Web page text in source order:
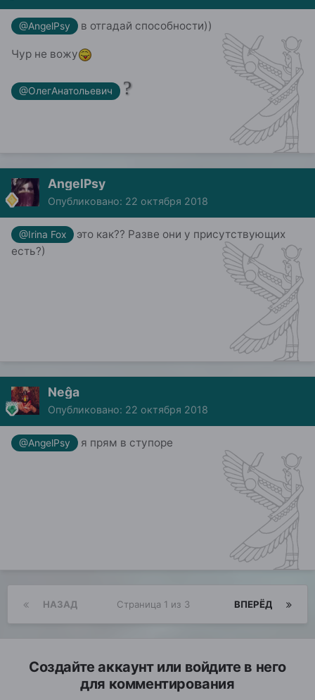
@AngelPsy в отгадай способности))
Чур не вожу
@ОлегАнатольевич ?
AngelPsy
Опубликовано: 22 октября 2018
@Irina Fox
это как?? Разве они у присутствующих
есть?)
Neĝa
Опубликовано: 22 октября 2018
@AngelPsy я прям в ступоре
НАЗАД ВПЕРЁД
Страница 1 из 3
Создайте аккаунт или войдите в него
для комментирования